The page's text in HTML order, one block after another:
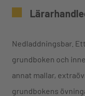
Nedladdningsbar.
grundboken och
annat mallar,
grundbokens